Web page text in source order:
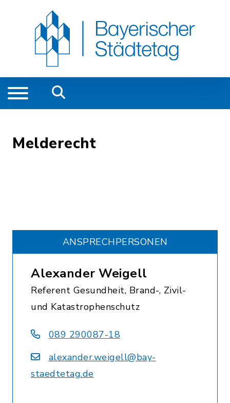
Melderecht
ANSPRECHPERSONEN
Alexander Weigell
Referent Gesundheit, Brand-, Zivil-
und Katastrophenschutz
089 290087-18
alexander.weigell@bay-
staedtetag.de